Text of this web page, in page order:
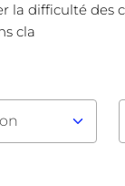
la difficulté des
cla